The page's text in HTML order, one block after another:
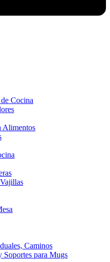
Cocina
Alimentos
Caminos
Soportes para Mugs